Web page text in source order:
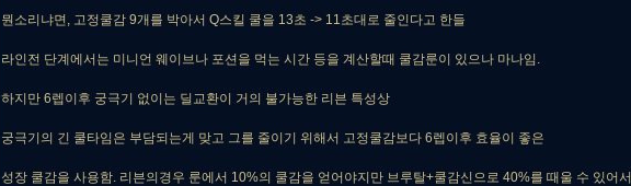
뭔소리냐면, 고정쿨감 9개를 박아서 Q스킬 쿨을 13초 -> 11초대로 줄인다고 한들
라인전 단계에서는 미니언 웨이브나 포션을 먹는 시간 등을 계산할때 쿨감룬이 있으나 마나임.
하지만 6렙이후 궁극기 없이는 딜교환이 거의 불가능한 리븐 특성상
궁극기의 긴 쿨타임은 부담되는게 맞고 그를 줄이기 위해서 고정쿨감보다 6렙이후 효율이 좋은
성장 쿨감을 사용함. 리븐의경우 룬에서 10%의 쿨감을 얻어야지만 브루탈+쿨감신으로 40%를 때울 수 있어서